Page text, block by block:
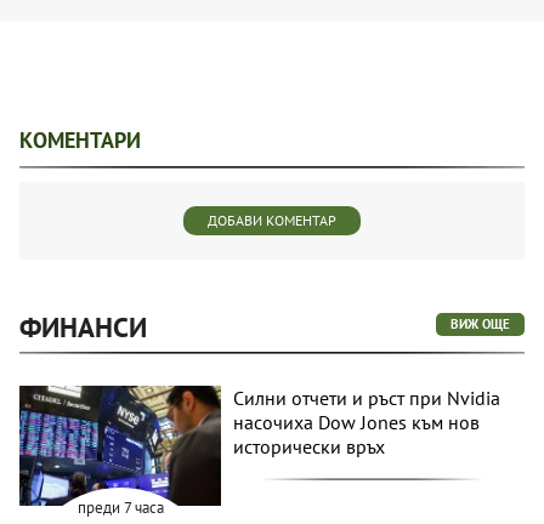
КОМЕНТАРИ
ДОБАВИ КОМЕНТАР
ФИНАНСИ ВИЖ ОЩЕ
преди 7 часа
Силни отчети и ръст при Nvidia
насочиха Dow Jones към нов
исторически връх